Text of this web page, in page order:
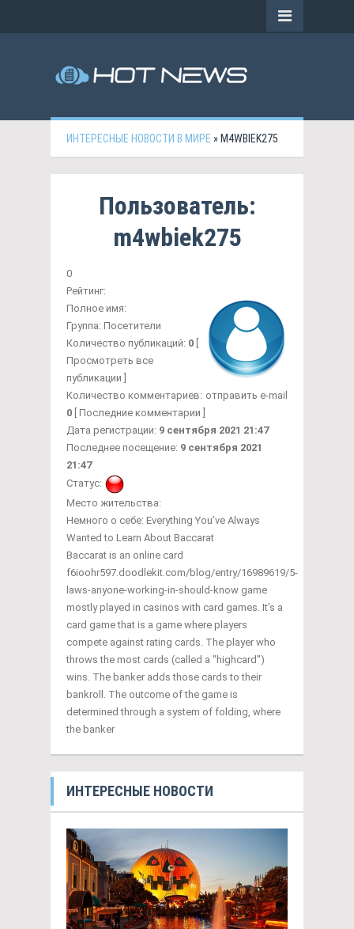
ИНТЕРЕСНЫЕ НОВОСТИ В МИРЕ » M4WBIEK275
Пользователь:
m4wbiek275
0
Рейтинг:
отправить e-mail
Полное имя:
Группа: Посетители
Количество публикаций: 0
Просмотреть все
публикации ]
Количество комментариев:
0 [ Последние комментарии ]
Дата регистрации: 9 сентября 2021 21:47
Последнее посещение: 9 сентября 2021
21:47
Статус:
Место жительства:
Немного о себе: Everything You’ve Always
Wanted to Learn About Baccarat
Baccarat is an online card
f6ioohr597.doodlekit.com/blog/entry/16989619/5-
laws-anyone-working-in-should-know game
mostly played in casinos with card games. It’s a
card game that is a game where players
compete against rating cards. The player who
throws the most cards (called a "highcard")
wins. The banker adds those cards to their
bankroll. The outcome of the game is
determined through a system of folding, where
the banker
ИНТЕРЕСНЫЕ НОВОСТИ